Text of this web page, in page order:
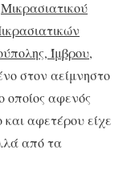
Μικρασιατικού
Ίμβρου,
στον αείμνηστο
οποίος αφενός
αφετέρου είχε
από τα